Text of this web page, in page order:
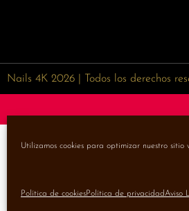
Utilizamos cookies para optimizar nuestro sitio
Política de cookiesPolítica de privacidadAviso
Nails 4K 2026 | Todos los derechos